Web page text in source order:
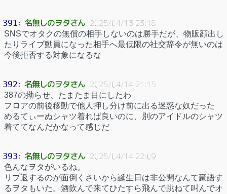
391 ： 名無しのヲタさん 2025/04/13 23:18
SNSでオタクの無償の相手しないのは勝手だが、物販顔出し
たりライブ動員になった相手へ最低限の社交辞令が無いのは
今後拒否する対象になるな
392 ： 名無しのヲタさん 2025/04/14 21:15
387の拗らせ、たまたま目にしたわ
フロアの前後移動で他人押し分け前に出る迷惑な奴だった
めるてぃーぬシャツ着れば良いのに、別のアイドルのシャツ
着ててなんだかなって感じだ
393 ： 名無しのヲタさん 2025/04/14 22:09
色んなヲタがいるね。
リプ返するのが面倒くさいから誕生日は非公開なんて豪語す
るヲタもいた。酒飲んで来てひたすら飛んで跳ねて叫んでオ